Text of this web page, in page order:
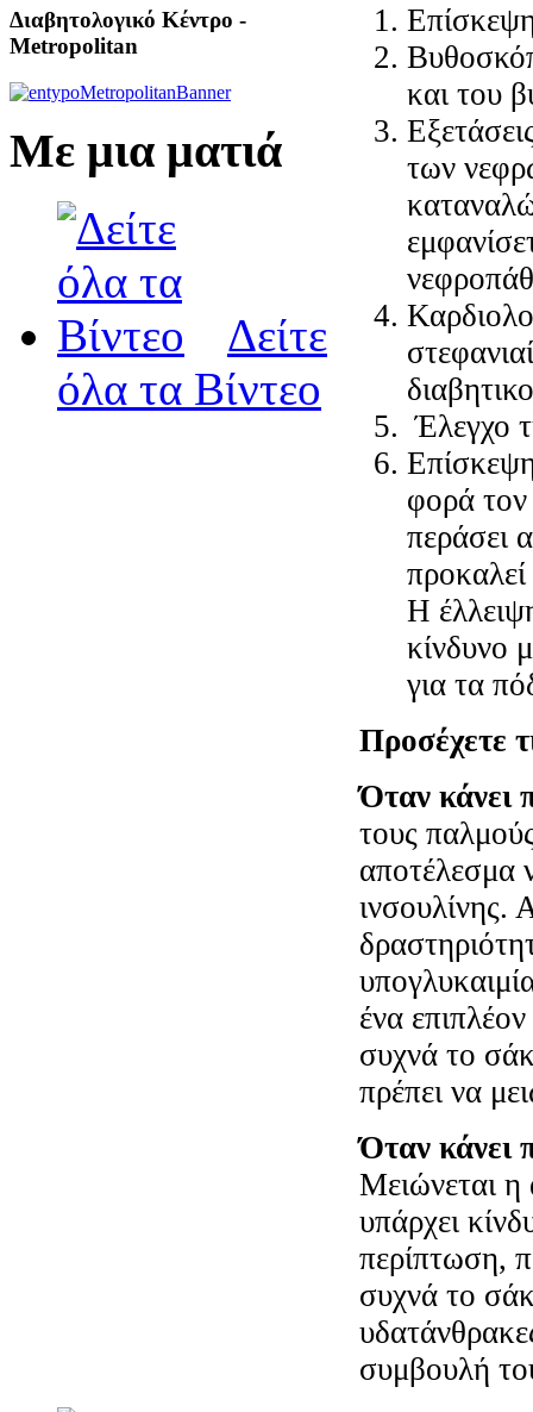
και του
των
Έλεγχο
Επίσκεψη
φορά τον
περάσει
Η
κίνδυνο
για τα
Προσέχετε
Όταν κάνει
τους
αποτέλεσμα
ινσουλίνης.
ένα
συχνά το
πρέπει να
Όταν κάνει
Μειώνεται η
υπάρχει
περίπτωση,
συχνά το
συμβουλή
Διαβητολογικό Κέντρο -
Metropolitan
Με μια ματιά
Δείτε
όλα τα Βίντεο